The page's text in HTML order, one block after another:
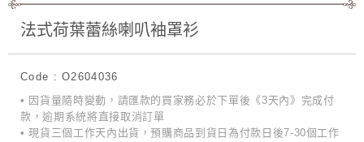
法式荷葉蕾絲喇叭袖罩衫
Code : O2604036
• 因貨量隨時變動，請匯款的買家務必於下單後《3天內》完成付
款，逾期系統將直接取消訂單
• 現貨三個工作天內出貨，預購商品到貨日為付款日後7-30個工作